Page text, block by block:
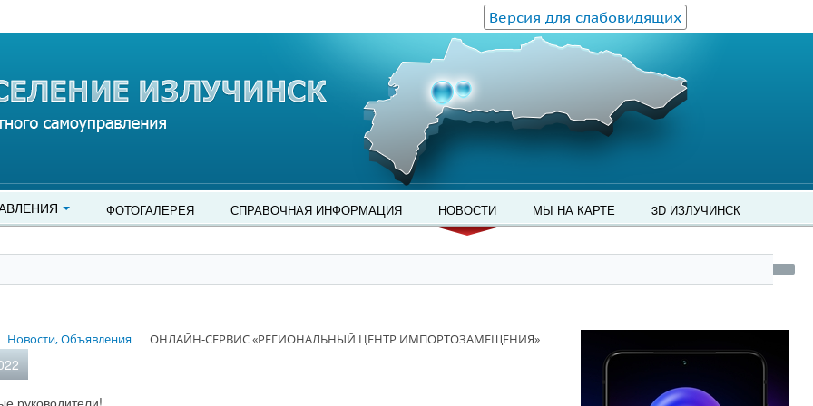
Версия для слабовидящих
ФОТОГАЛЕРЕЯ СПРАВОЧНАЯ ИНФОРМАЦИЯ НОВОСТИ МЫ НА КАРТЕ 3D ИЗЛУЧИНСК
Новости, Объявления ОНЛАЙН-СЕРВИС «РЕГИОНАЛЬНЫЙ ЦЕНТР ИМПОРТОЗАМЕЩЕНИЯ»
руководители!